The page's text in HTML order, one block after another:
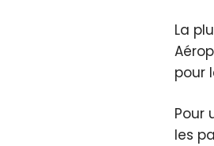
La
pour
Pour
les